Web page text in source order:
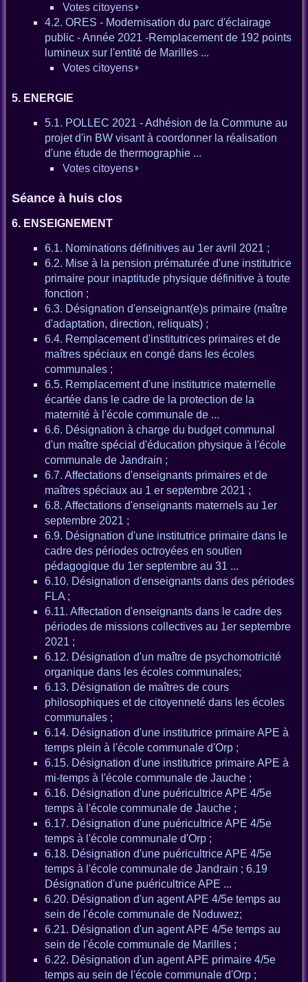
Votes citoyens
4.2. ORES - Modernisation du parc d'éclairage
public - Année 2021 -Remplacement de 192 points
lumineux sur l'entité de Marilles ...
Votes citoyens
5. ENERGIE
5.1. POLLEC 2021 - Adhésion de la Commune au
projet d'in BW visant à coordonner la réalisation
d'une étude de thermographie ...
Votes citoyens
Séance à huis clos
6. ENSEIGNEMENT
6.1. Nominations définitives au 1er avril 2021 ;
6.2. Mise à la pension prématurée d'une institutrice
primaire pour inaptitude physique définitive à toute
fonction ;
6.3. Désignation d'enseignant(e)s primaire (maître
d'adaptation, direction, reliquats) ;
6.4. Remplacement d'institutrices primaires et de
maîtres spéciaux en congé dans les écoles
communales ;
6.5. Remplacement d'une institutrice maternelle
écartée dans le cadre de la protection de la
maternité à l'école communale de ...
6.6. Désignation à charge du budget communal
d'un maître spécial d'éducation physique à l'école
communale de Jandrain ;
6.7. Affectations d'enseignants primaires et de
maîtres spéciaux au 1 er septembre 2021 ;
6.8. Affectations d'enseignants maternels au 1er
septembre 2021 ;
6.9. Désignation d'une institutrice primaire dans le
cadre des périodes octroyées en soutien
pédagogique du 1er septembre au 31 ...
6.10. Désignation d'enseignants dans des périodes
FLA ;
6.11. Affectation d'enseignants dans le cadre des
périodes de missions collectives au 1er septembre
2021 ;
6.12. Désignation d'un maître de psychomotricité
organique dans les écoles communales;
6.13. Désignation de maîtres de cours
philosophiques et de citoyenneté dans les écoles
communales ;
6.14. Désignation d'une institutrice primaire APE à
temps plein à l'école communale d'Orp ;
6.15. Désignation d'une institutrice primaire APE à
mi-temps à l'école communale de Jauche ;
6.16. Désignation d'une puéricultrice APE 4/5e
temps à l'école communale de Jauche ;
6.17. Désignation d'une puéricultrice APE 4/5e
temps à l'école communale d'Orp ;
6.18. Désignation d'une puéricultrice APE 4/5e
temps à l'école communale de Jandrain ; 6.19
Désignation d'une puéricultrice APE ...
6.20. Désignation d'un agent APE 4/5e temps au
sein de l'école communale de Noduwez;
6.21. Désignation d'un agent APE 4/5e temps au
sein de l'école communale de Marilles ;
6.22. Désignation d'un agent APE primaire 4/5e
temps au sein de l'école communale d'Orp ;